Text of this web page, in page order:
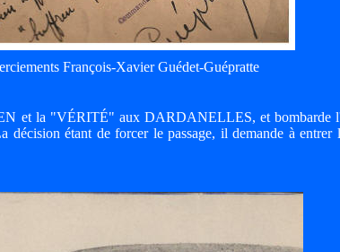
François-Xavier Guédet-Guépratte
et la "VÉRITÉ" aux DARDANELLES, et bombarde
étant de forcer le passage, il demande à entrer